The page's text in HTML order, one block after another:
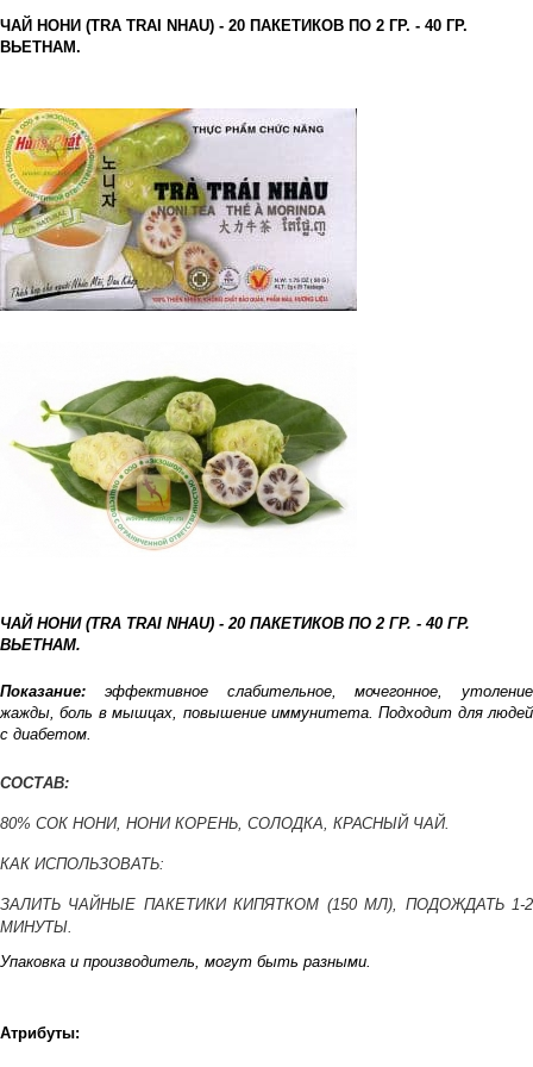
ЧАЙ НОНИ (TRA TRAI NHAU) - 20 ПАКЕТИКОВ ПО 2 ГР. - 40 ГР.
ВЬЕТНАМ.
ЧАЙ НОНИ (TRA TRAI NHAU) - 20 ПАКЕТИКОВ ПО 2 ГР. - 40 ГР.
ВЬЕТНАМ.
Показание: эффективное слабительное, мочегонное, утоление
жажды, боль в мышцах, повышение иммунитета. Подходит для людей
с диабетом.
СОСТАВ:
80% СОК НОНИ, НОНИ КОРЕНЬ, СОЛОДКА, КРАСНЫЙ ЧАЙ.
КАК ИСПОЛЬЗОВАТЬ:
ЗАЛИТЬ ЧАЙНЫЕ ПАКЕТИКИ КИПЯТКОМ (150 МЛ), ПОДОЖДАТЬ 1-2
МИНУТЫ.
Упаковка и производитель, могут быть разными.
Атрибуты: